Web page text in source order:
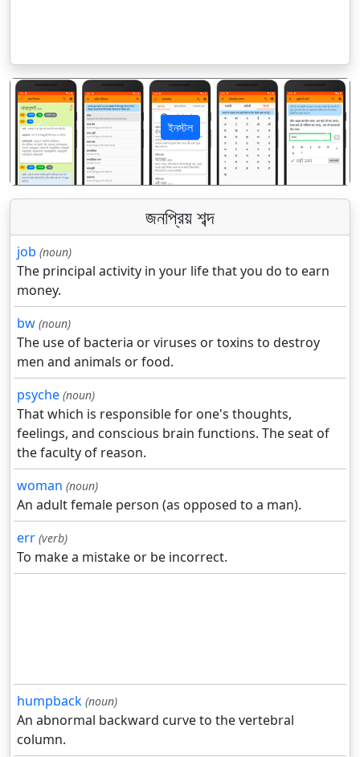
ইনস্টল
पिछला अगला
জনপ্রিয় শব্দ
job (noun)
The principal activity in your life that you do to earn
money.
bw (noun)
The use of bacteria or viruses or toxins to destroy
men and animals or food.
psyche (noun)
That which is responsible for one's thoughts,
feelings, and conscious brain functions. The seat of
the faculty of reason.
woman (noun)
An adult female person (as opposed to a man).
err (verb)
To make a mistake or be incorrect.
humpback (noun)
An abnormal backward curve to the vertebral
column.